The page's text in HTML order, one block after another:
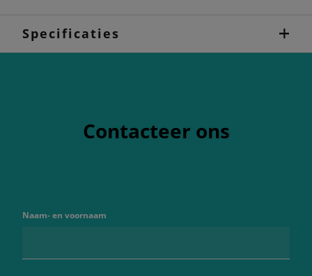
Specificaties
Contacteer ons
Naam- en voornaam